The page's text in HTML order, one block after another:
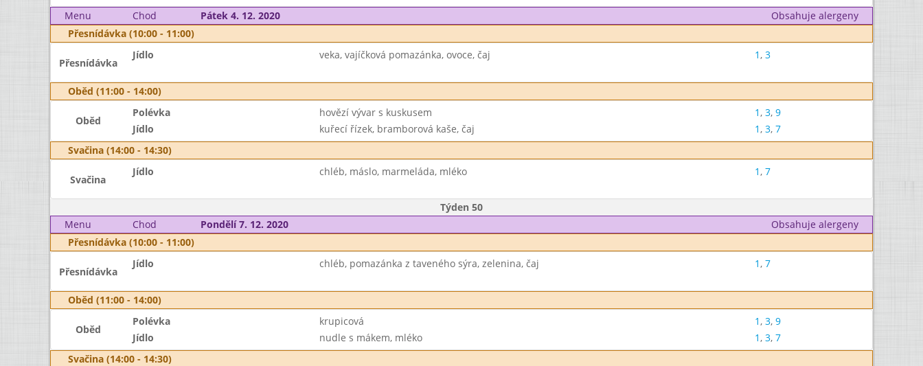
Menu Chod Pátek 4. 12. 2020
Obsahuje alergeny
Přesnídávka (10:00 - 11:00)
Přesnídávka
Jídlo veka, vajíčková pomazánka, ovoce, čaj 1, 3
Oběd (11:00 - 14:00)
Oběd
Polévka hovězí vývar s kuskusem 1, 3, 9
Jídlo
kuřecí řízek, bramborová kaše, čaj 1, 3, 7
Svačina (14:00 - 14:30)
Svačina
Jídlo chléb, máslo, marmeláda, mléko 1, 7
Týden 50
Menu
Chod Pondělí 7. 12. 2020
Obsahuje alergeny
Přesnídávka (10:00 - 11:00)
Přesnídávka
Jídlo chléb, pomazánka z taveného sýra, zelenina, čaj 1, 7
Oběd (11:00 - 14:00)
Oběd
Polévka krupicová 1, 3, 9
Jídlo
nudle s mákem, mléko 1, 3, 7
Svačina (14:00 - 14:30)